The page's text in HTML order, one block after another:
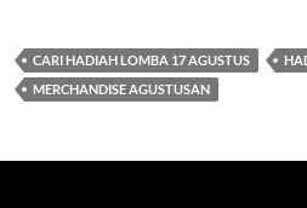
CARI HADIAH LOMBA 17 AGUSTUS
MERCHANDISE AGUSTUSAN